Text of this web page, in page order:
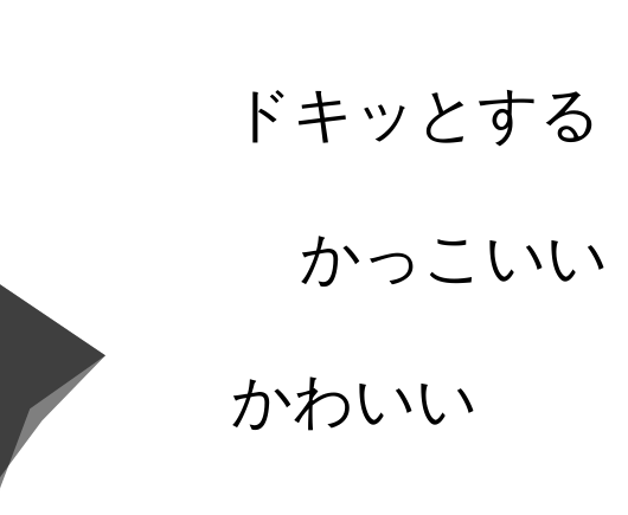
ドキッとする
かっこいい
かわいい